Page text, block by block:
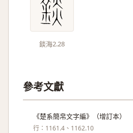
錟海2.28
參考文獻
《楚系簡帛文字編》（增訂本）
行：1161.4、1162.10